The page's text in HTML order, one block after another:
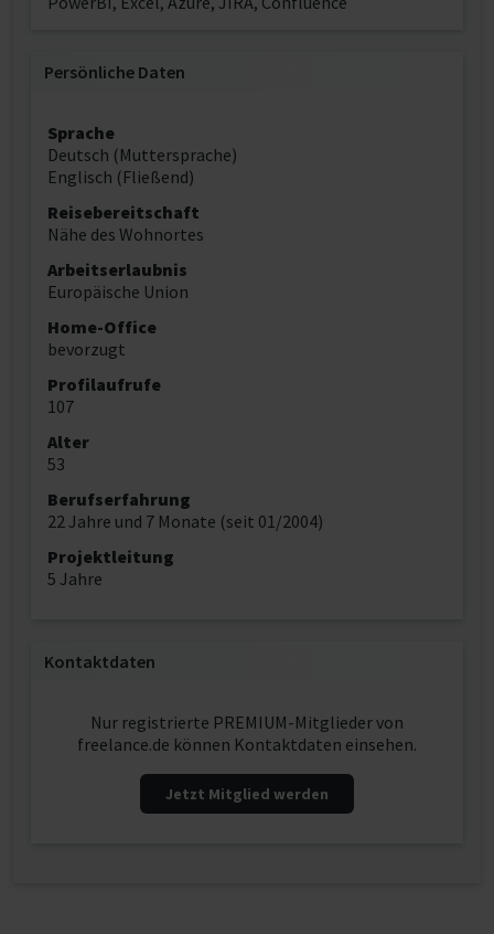
Persönliche Daten
Sprache
Deutsch (Muttersprache)
Englisch (Fließend)
Reisebereitschaft
Nähe des Wohnortes
Arbeitserlaubnis
Europäische Union
Home-Office
bevorzugt
Profilaufrufe
107
Alter
53
Berufserfahrung
22 Jahre und 7 Monate (seit 01/2004)
Projektleitung
5 Jahre
Kontaktdaten
Nur registrierte PREMIUM-Mitglieder von
freelance.de können Kontaktdaten einsehen.
Jetzt Mitglied werden